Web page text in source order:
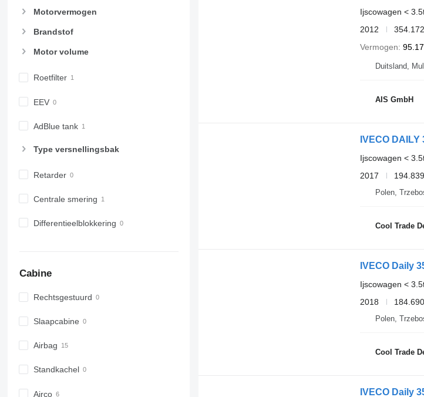
Motorvermogen
Brandstof
Motor volume
Roetfilter
EEV
AdBlue tank
Type versnellingsbak
Retarder
Centrale smering
Differentieelblokkering
Cabine
Rechtsgestuurd
Slaapcabine
Airbag
Standkachel
Airco
Ijscowagen <
2012
Vermogen
Duitsland,
AIS GmbH
IVECO DAILY
Ijscowagen <
2017
Polen,
Cool Trade
IVECO Daily
Ijscowagen <
2018
Polen,
Cool Trade
IVECO Daily